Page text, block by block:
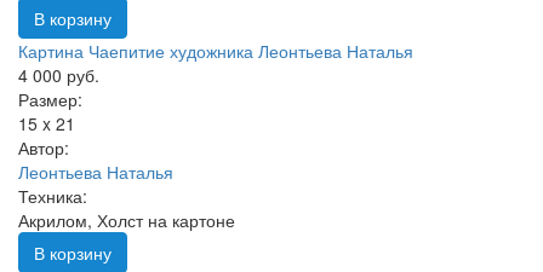
В корзину
Картина Чаепитие художника Леонтьева Наталья
4 000 руб.
Размер:
15 x 21
Автор:
Леонтьева Наталья
Техника:
Акрилом, Холст на картоне
В корзину